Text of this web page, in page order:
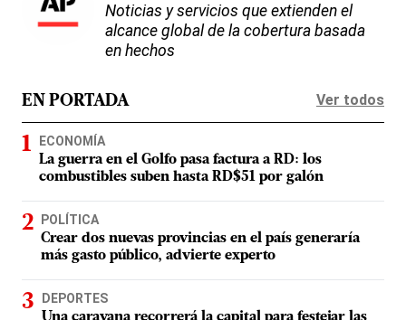
Noticias y servicios que extienden el
alcance global de la cobertura basada
en hechos
EN PORTADA Ver todos
ECONOMÍA
La guerra en el Golfo pasa factura a RD: los
combustibles suben hasta RD$51 por galón
POLÍTICA
Crear dos nuevas provincias en el país generaría
más gasto público, advierte experto
DEPORTES
Una caravana recorrerá la capital para festejar las